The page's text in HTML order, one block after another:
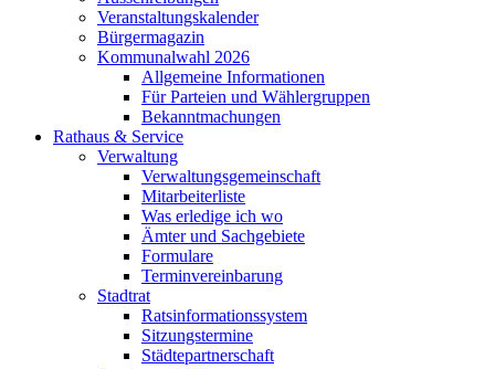
Veranstaltungskalender
Bürgermagazin
Kommunalwahl 2026
Allgemeine Informationen
Für Parteien und Wählergruppen
Bekanntmachungen
Rathaus & Service
Verwaltung
Verwaltungsgemeinschaft
Mitarbeiterliste
Was erledige ich wo
Ämter und Sachgebiete
Formulare
Terminvereinbarung
Stadtrat
Ratsinformationssystem
Sitzungstermine
Städtepartnerschaft